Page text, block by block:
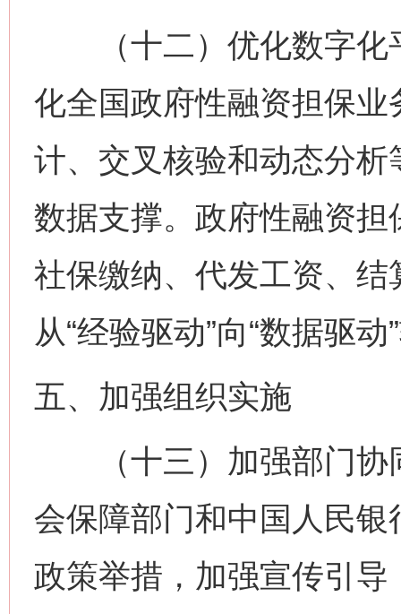
（十二）优化数字化
化全国政府性融资担保
计、交叉核验和动态分
数据支撑。政府性融资
社保缴纳、代发工资、
从“经验驱动”向“数据驱
五、加强组织实施
（十三）加强部门协
会保障部门和中国人民
政策举措，加强宣传引